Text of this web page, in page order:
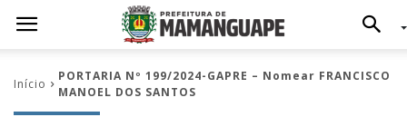
Início
PORTARIA Nº 199/2024-GAPRE – Nomear FRANCISCO
MANOEL DOS SANTOS